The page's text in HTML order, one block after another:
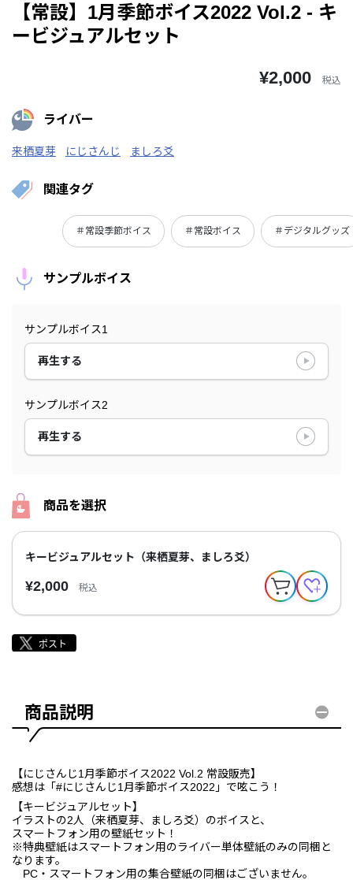
【常設】1月季節ボイス2022 Vol.2 - キ
ービジュアルセット
¥2,000 税込
ライバー
来栖夏芽 にじさんじ ましろ爻
関連タグ
＃常設季節ボイス ＃常設ボイス ＃デジタルグッズ
サンプルボイス
サンプルボイス1
再生する
サンプルボイス2
再生する
商品を選択
キービジュアルセット（来栖夏芽、ましろ爻）
¥2,000 税込
商品説明
【にじさんじ1月季節ボイス2022 Vol.2 常設販売】
感想は「#にじさんじ1月季節ボイス2022」で呟こう！
【キービジュアルセット】
イラストの2人（来栖夏芽、ましろ爻）のボイスと、
スマートフォン用の壁紙セット！
※特典壁紙はスマートフォン用のライバー単体壁紙のみの同梱と
なります。
PC・スマートフォン用の集合壁紙の同梱はございません。